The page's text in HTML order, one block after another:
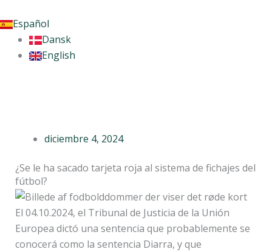
al
contenido
Español
Dansk
English
diciembre 4, 2024
¿Se le ha sacado tarjeta roja al sistema de fichajes del
fútbol?
El 04.10.2024, el Tribunal de Justicia de la Unión
Europea dictó una sentencia que probablemente se
conocerá como la sentencia Diarra, y que